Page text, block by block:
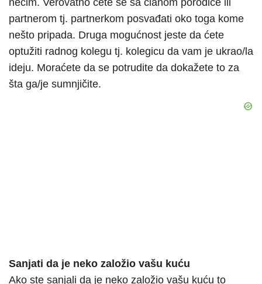
nečim. Verovatno ćete se sa članom porodice ili
partnerom tj. partnerkom posvađati oko toga kome
nešto pripada. Druga mogućnost jeste da ćete
optužiti radnog kolegu tj. kolegicu da vam je ukrao/la
ideju. Moraćete da se potrudite da dokažete to za
šta ga/je sumnjičite.
Sanjati da je neko založio vašu kuću
Ako ste sanjali da je neko založio vašu kuću to